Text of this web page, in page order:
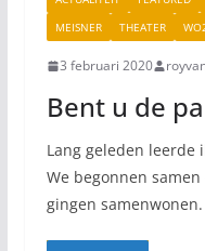
MEISNER
THEATER
3 februari 2020
Bent u de
Lang geleden leerde
We begonnen
gingen